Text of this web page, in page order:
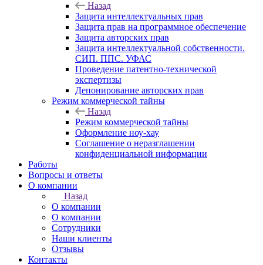
Назад
Защита интеллектуальных прав
Защита прав на программное обеспечение
Защита авторских прав
Защита интеллектуальной собственности.
СИП. ППС. УФАС
Проведение патентно-технической
экспертизы
Депонирование авторских прав
Режим коммерческой тайны
Назад
Режим коммерческой тайны
Оформление ноу-хау
Соглашение о неразглашении
конфиденциальной информации
Работы
Вопросы и ответы
О компании
Назад
О компании
О компании
Сотрудники
Наши клиенты
Отзывы
Контакты